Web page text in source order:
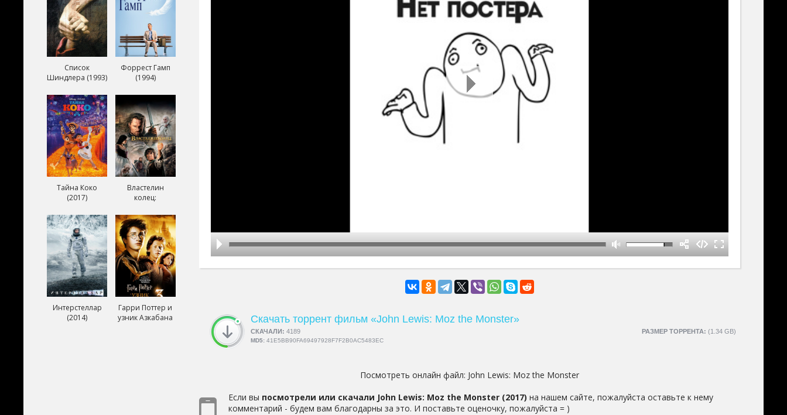
Скачать торрент фильм «John Lewis: Moz the Monster»
РАЗМЕР ТОРРЕНТА: (1.34 GB)
СКАЧАЛИ: 4189
MD5: 41E5BB90FA69497928F7F2B0AC5483EC
Посмотреть онлайн файл: John Lewis: Moz the Monster
Если вы посмотрели или скачали John Lewis: Moz the Monster (2017) на нашем сайте, пожалуйста оставьте к нему
комментарий - будем вам благодарны за это. И поставьте оценочку, пожалуйста = )
Список
Шиндлера (1993)
Форрест Гамп
(1994)
Тайна Коко
(2017)
Властелин
колец:
короля (2003)
Интерстеллар
(2014)
Гарри Поттер и
узник Азкабана